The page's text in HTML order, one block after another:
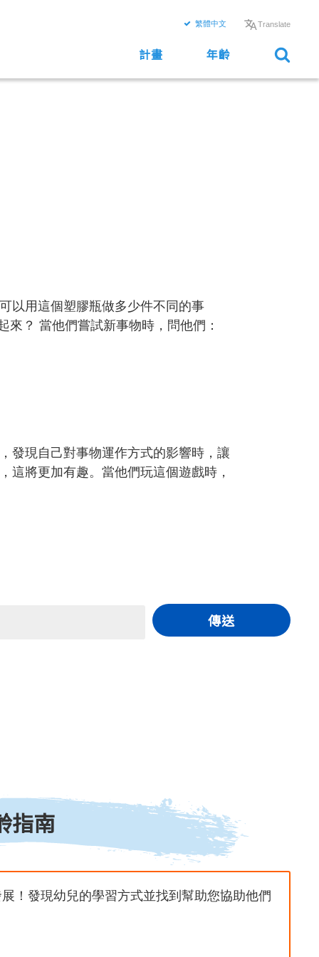
繁體中文 Translate
計畫 年齡
以用這個塑膠瓶做多少件不同的事
？ 當他們嘗試新事物時，問他們：
發現自己對事物運作方式的影響時，讓
這將更加有趣。當他們玩這個遊戲時，
傳送
指南
！發現幼兒的學習方式並找到幫助您協助他們